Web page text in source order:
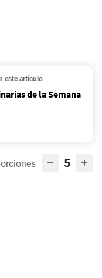
este artículo
de la Semana
5